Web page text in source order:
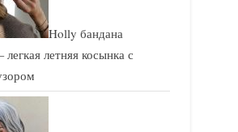
Holly бандана
летняя косынка с